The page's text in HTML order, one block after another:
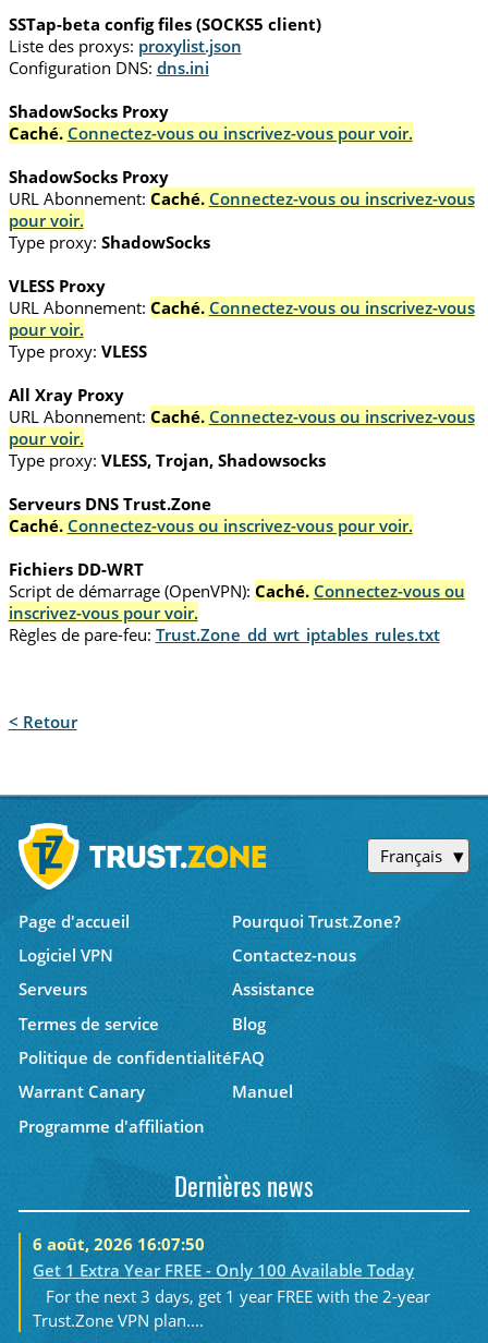
SSTap-beta config files (SOCKS5 client)
Liste des proxys: proxylist.json
Configuration DNS: dns.ini
ShadowSocks Proxy
Caché. Connectez-vous ou inscrivez-vous pour voir.
ShadowSocks Proxy
URL Abonnement: Caché. Connectez-vous ou inscrivez-vous
pour voir.
Type proxy: ShadowSocks
VLESS Proxy
URL Abonnement: Caché. Connectez-vous ou inscrivez-vous
pour voir.
Type proxy: VLESS
All Xray Proxy
URL Abonnement: Caché. Connectez-vous ou inscrivez-vous
pour voir.
Type proxy: VLESS, Trojan, Shadowsocks
Serveurs DNS Trust.Zone
Caché. Connectez-vous ou inscrivez-vous pour voir.
Fichiers DD-WRT
Script de démarrage (OpenVPN): Caché. Connectez-vous ou
inscrivez-vous pour voir.
Règles de pare-feu: Trust.Zone_dd_wrt_iptables_rules.txt
< Retour
Français
Page d'accueil
Pourquoi Trust.Zone?
Logiciel VPN
Contactez-nous
Serveurs
Assistance
Termes de service
Blog
Politique de confidentialitéFAQ
Warrant Canary
Manuel
Programme d'affiliation
Dernières news
6 août, 2026 16:07:50
Get 1 Extra Year FREE - Only 100 Available Today
For the next 3 days, get 1 year FREE with the 2-year
Trust.Zone VPN plan....